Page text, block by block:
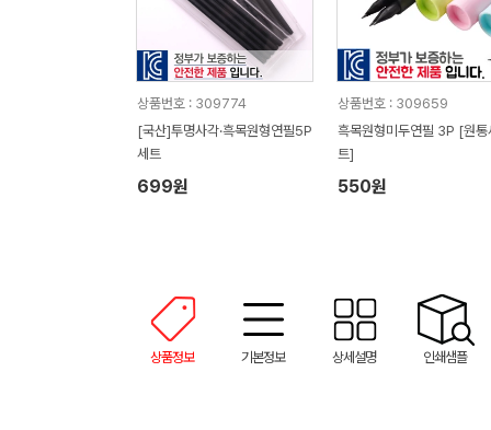
상품번호 : 309774
[국산]투명사각·흑목원형연필5P
세트
699원
상품번호 : 309659
흑목원형미두연필 3P [원통
트]
550원
상품정보 기본정보 상세설명 인쇄샘플